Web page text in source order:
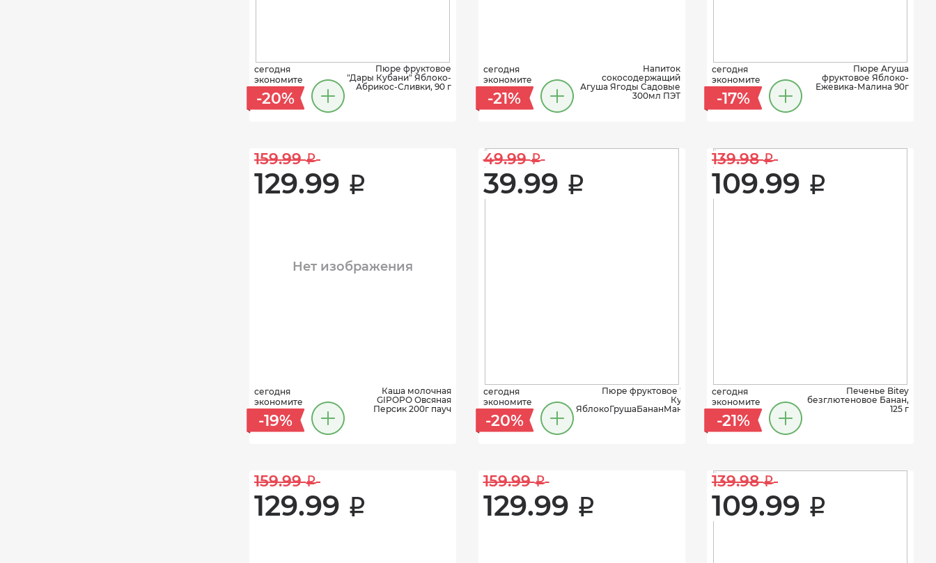
сегодня
экономите
-20%
Пюре фруктовое
"Дары Кубани" Яблоко-
Абрикос-Сливки, 90 г
сегодня
экономите
-21%
Напиток
cокосодержащий
Агуша Ягоды Садовые
300мл ПЭТ
сегодня
экономите
-17%
Пюре Агуша
фруктовое Яблоко-
Ежевика-Малина 90г
159.99 i
129.99 i
Нет изображения
сегодня
экономите
-19%
Каша молочная
GIPOPO Овсяная
Персик 200г пауч
49.99 i
39.99 i
сегодня
экономите
-20%
Пюре фруктовое "Дары
Кубани"
ЯблокоГрушаБананМанго90г
139.98 i
109.99 i
сегодня
экономите
-21%
Печенье Bitey
безглютеновое Банан,
125 г
159.99 i
129.99 i
159.99 i
129.99 i
139.98 i
109.99 i